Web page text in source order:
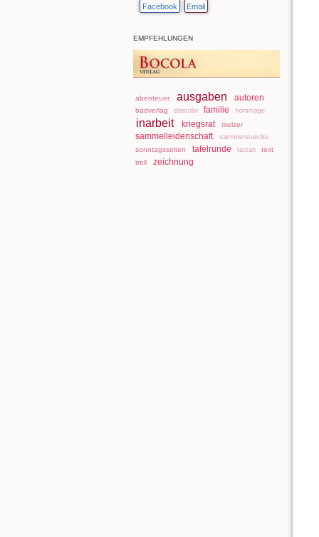
Facebook Email
EMPFEHLUNGEN
abenteuer ausgaben autoren
badverlag elastolin familie hommage
inarbeit kriegsrat melzer
sammelleidenschaft sammlerstuecke
sonntagsseiten tafelrunde tarzan
text
trell
zeichnung